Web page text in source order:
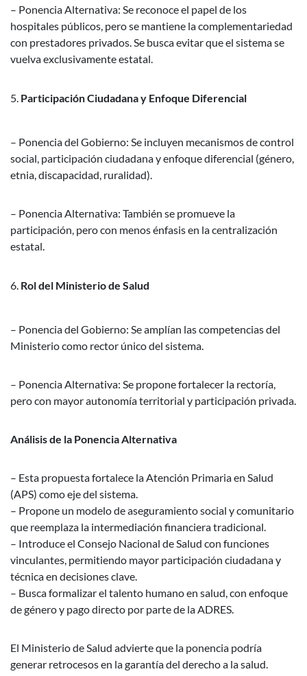
– Ponencia Alternativa: Se reconoce el papel de los
hospitales públicos, pero se mantiene la complementariedad
con prestadores privados. Se busca evitar que el sistema se
vuelva exclusivamente estatal.
Participación Ciudadana y Enfoque Diferencial
– Ponencia del Gobierno: Se incluyen mecanismos de control
social, participación ciudadana y enfoque diferencial (género,
etnia, discapacidad, ruralidad).
– Ponencia Alternativa: También se promueve la
participación, pero con menos énfasis en la centralización
estatal.
Rol del Ministerio de Salud
– Ponencia del Gobierno: Se amplían las competencias del
Ministerio como rector único del sistema.
– Ponencia Alternativa: Se propone fortalecer la rectoría,
pero con mayor autonomía territorial y participación privada.
Análisis de la Ponencia Alternativa
– Esta propuesta fortalece la Atención Primaria en Salud
(APS) como eje del sistema.
– Propone un modelo de aseguramiento social y comunitario
que reemplaza la intermediación financiera tradicional.
– Introduce el Consejo Nacional de Salud con funciones
vinculantes, permitiendo mayor participación ciudadana y
técnica en decisiones clave.
– Busca formalizar el talento humano en salud, con enfoque
de género y pago directo por parte de la ADRES.
El Ministerio de Salud advierte que la ponencia podría
generar retrocesos en la garantía del derecho a la salud.